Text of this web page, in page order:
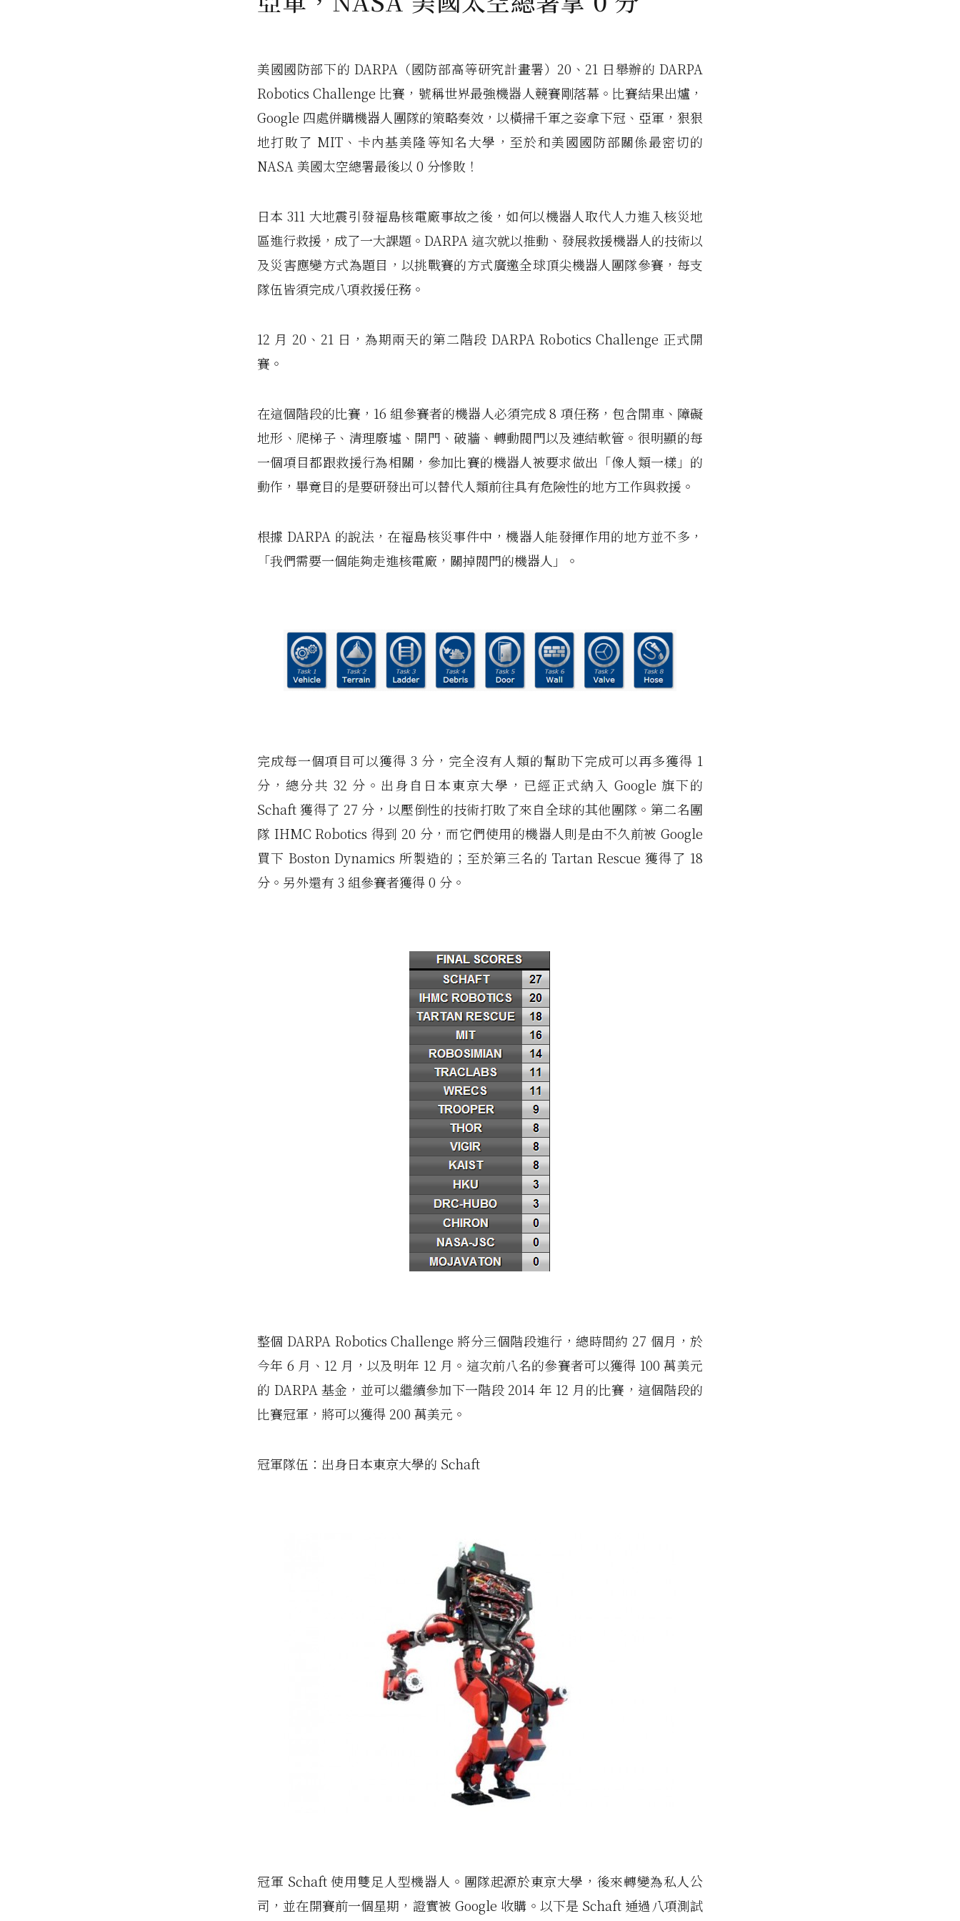
美國國防部下的 DARPA（國防部高等研究計畫署）20、21 日舉辦的 DARPA
Robotics Challenge 比賽，號稱世界最強機器人競賽剛落幕。比賽結果出爐，
Google 四處併購機器人團隊的策略奏效，以橫掃千軍之姿拿下冠、亞軍，狠狠
地打敗了 MIT、卡內基美隆等知名大學，至於和美國國防部關係最密切的
NASA 美國太空總署最後以 0 分慘敗！
日本 311 大地震引發福島核電廠事故之後，如何以機器人取代人力進入核災地
區進行救援，成了一大課題。DARPA 這次就以推動、發展救援機器人的技術以
及災害應變方式為題目，以挑戰賽的方式廣邀全球頂尖機器人團隊參賽，每支
隊伍皆須完成八項救援任務。
12 月 20、21 日，為期兩天的第二階段 DARPA Robotics Challenge 正式開
賽。
在這個階段的比賽，16 組參賽者的機器人必須完成 8 項任務，包含開車、障礙
地形、爬梯子、清理廢墟、開門、破牆、轉動閥門以及連結軟管。很明顯的每
一個項目都跟救援行為相關，參加比賽的機器人被要求做出「像人類一樣」的
動作，畢竟目的是要研發出可以替代人類前往具有危險性的地方工作與救援。
根據 DARPA 的說法，在福島核災事件中，機器人能發揮作用的地方並不多，
「我們需要一個能夠走進核電廠，關掉閥門的機器人」。
完成每一個項目可以獲得 3 分，完全沒有人類的幫助下完成可以再多獲得 1
分，總分共 32 分。出身自日本東京大學，已經正式納入 Google 旗下的
Schaft 獲得了 27 分，以壓倒性的技術打敗了來自全球的其他團隊。第二名團
隊 IHMC Robotics 得到 20 分，而它們使用的機器人則是由不久前被 Google
買下 Boston Dynamics 所製造的；至於第三名的 Tartan Rescue 獲得了 18
分。另外還有 3 組參賽者獲得 0 分。
整個 DARPA Robotics Challenge 將分三個階段進行，總時間約 27 個月，於
今年 6 月、12 月，以及明年 12 月。這次前八名的參賽者可以獲得 100 萬美元
的 DARPA 基金，並可以繼續參加下一階段 2014 年 12 月的比賽，這個階段的
比賽冠軍，將可以獲得 200 萬美元。
冠軍隊伍：出身日本東京大學的 Schaft
冠軍 Schaft 使用雙足人型機器人。團隊起源於東京大學，後來轉變為私人公
司，並在開賽前一個星期，證實被 Google 收購。以下是 Schaft 通過八項測試